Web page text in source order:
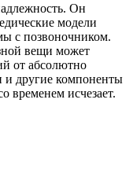
Он
модели
с позвоночником.
вещи может
от абсолютно
и другие компоненты
временем исчезает.